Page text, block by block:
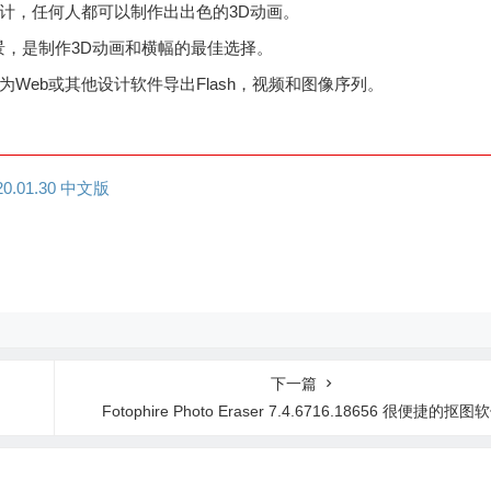
，任何人都可以制作出出色的3D动画。
是制作3D动画和横幅的最佳选择。
或其他设计软件导出Flash，视频和图像序列。
中文版
下一篇
Fotophire Photo Eraser 7.4.6716.18656 很便捷的抠图